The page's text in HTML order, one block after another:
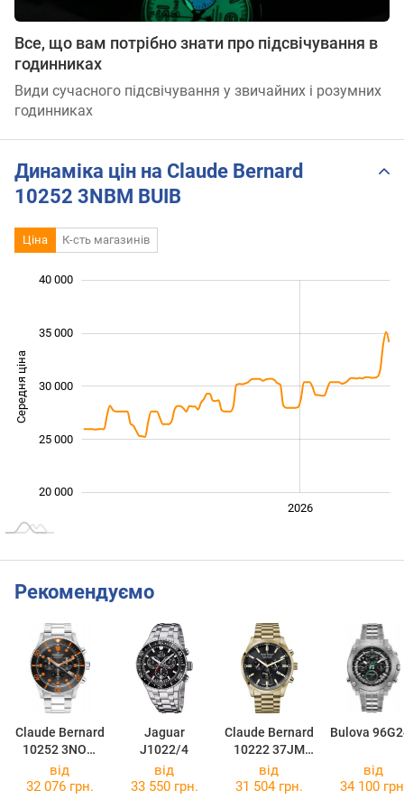
Все, що вам потрібно знати про підсвічування в
годинниках
Види сучасного підсвічування у звичайних і розумних
годинниках
Динаміка цін на Claude Bernard
10252 3NBM BUIB
Ціна К-сть магазинів
Середня ціна 20 000
20 000
40 000
30 000
35 000
25 000
2026
Рекомендуємо
Claude Bernard
10252 3NOM
NNO
Jaguar
J1022/4
Claude Bernard
10222 37JM
NID
Bulova
від
32 076 грн.
від
33 550 грн.
від
31 504 грн.
від
34 100